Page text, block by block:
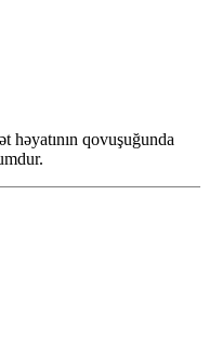
həyatının qovuşuğunda